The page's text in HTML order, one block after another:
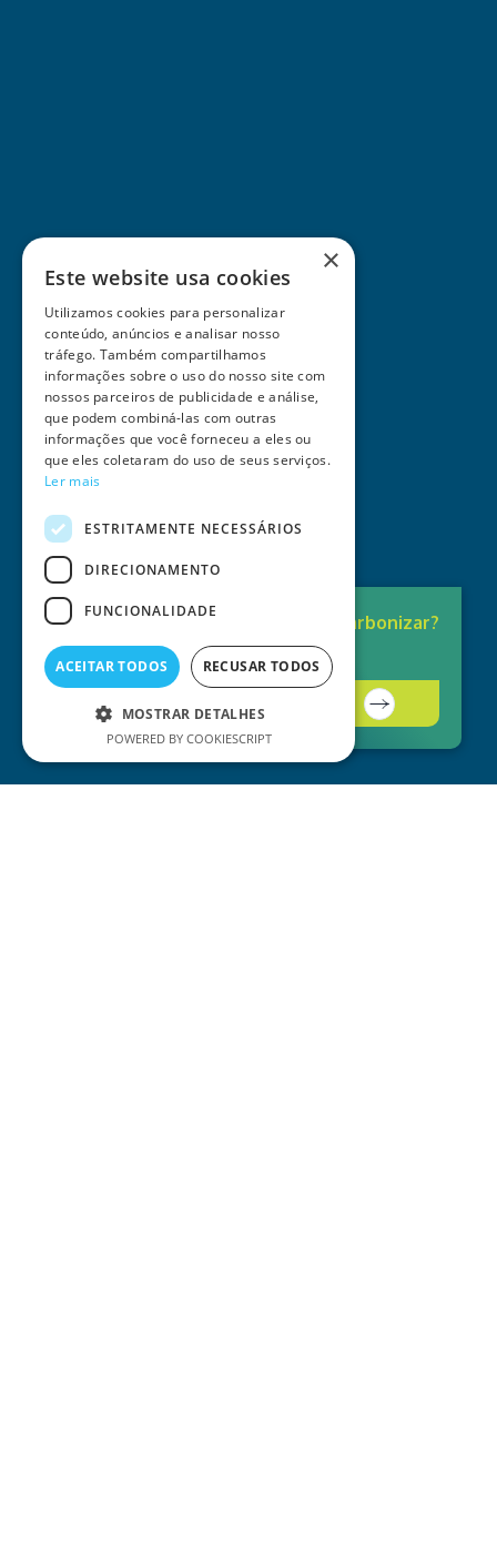
Pronto para
Descarbonizar?
A solução está aqui.
×
Este website usa cookies
Utilizamos cookies para personalizar
conteúdo, anúncios e analisar nosso
tráfego. Também compartilhamos
informações sobre o uso do nosso site com
nossos parceiros de publicidade e análise,
que podem combiná-las com outras
informações que você forneceu a eles ou
que eles coletaram do uso de seus serviços.
Ler mais
ESTRITAMENTE NECESSÁRIOS
DIRECIONAMENTO
FUNCIONALIDADE
ACEITAR TODOS RECUSAR TODOS
MOSTRAR DETALHES
POWERED BY COOKIESCRIPT